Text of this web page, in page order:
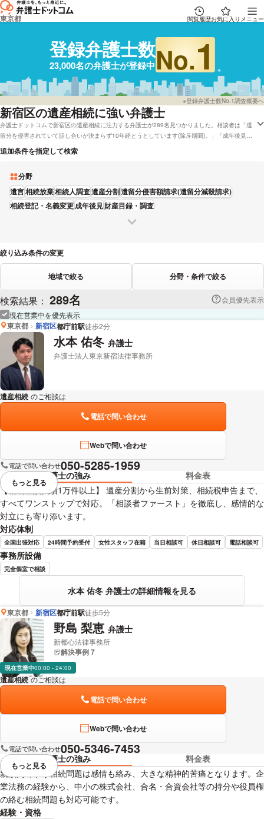
東京都 閲覧履歴お気に入り メニュー
登録弁護士数
23,000名の弁護士が登録中No.1
※登録弁護士数No.1調査概要へ
新宿区の遺産相続に強い弁護士
弁護士ドットコムで新宿区の遺産相続に注力する弁護士が289名見つかりました。相談者は「遺
留分を侵害されていて話し合いが決まらず10年経とうとしています(除斥期間)。」「成年後見制
度などは利用していません。」などの状況にあります。弁護士ドットコムでは弁護士費用を後払
いで受付してくれる弁護士や新宿で無料の法律相談「みんなの法律相談」に回答している弁護士
専門の弁護士や弁護士の選び方はほとんど調べたけれど、新宿周辺の法律事務所の弁護士を費用
で検討したい」などの依頼にも応じることができます。弁護士の中には「豊富な経験を活かしな
がら、あなたにとって最もよい解決になるよう最後までサポートします。」とおっしゃる方もお
ります。相続分野に悩んでいる方は英語などの対応言語や成功報酬金額などの希望を考慮して、
条件に沿う弁護士に電話またはメールをしてみることをおすすめします。
追加条件を指定して検索
分野
遺言相続放棄相続人調査遺産分割遺留分侵害額請求(遺留分減殺請求)
相続登記・名義変更成年後見財産目録・調査
絞り込み条件の変更
地域で絞る 分野・条件で絞る
検索結果： 289名
会員優先表示
現在営業中を優先表示
東京都 新宿区都庁前駅徒歩2分
水本 佑冬 弁護士
弁護士法人東京新宿法律事務所
遺産相続 のご相談は
電話で問い合わせ
Webで問い合わせ
電話で問い合わせ050-5285-1959
弁護士の強み
料金表
【相続相談実績1万件以上】 遺産分割から生前対策、相続税申告まで、
すべてワンストップで対応。「相談者ファースト」を徹底し、感情的な
対立にも寄り添います。
対応体制
全国出張対応 24時間予約受付 女性スタッフ在籍 当日相談可 休日相談可 電話相談可
事務所設備
完全個室で相談
水本 佑冬 弁護士の詳細情報を見る
視覚的に省略されている要素を
もっと見る
東京都 新宿区都庁前駅徒歩5分
野島 梨恵 弁護士
新都心法律事務所
解決事例 7
現在営業中00:00 - 24:00
遺産相続 のご相談は
電話で問い合わせ
Webで問い合わせ
電話で問い合わせ050-5346-7453
弁護士の強み
料金表
親族間で争う相続問題は感情も絡み、大きな精神的苦痛となります。企
業法務の経験から、中小の株式会社、合名・合資会社等の持分や役員権
の絡む相続問題も対応可能です。
経験・資格
視覚的に省略されている要素を
もっと見る